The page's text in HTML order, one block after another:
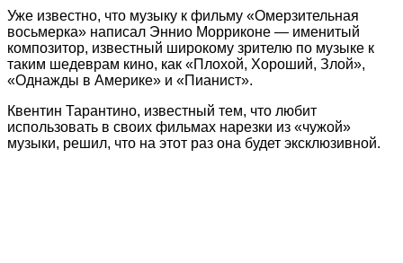
Уже известно, что музыку к фильму «Омерзительная
восьмерка» написал Эннио Морриконе — именитый
композитор, известный широкому зрителю по музыке к
таким шедеврам кино, как «Плохой, Хороший, Злой»,
«Однажды в Америке» и «Пианист».
Квентин Тарантино, известный тем, что любит
использовать в своих фильмах нарезки из «чужой»
музыки, решил, что на этот раз она будет эксклюзивной.